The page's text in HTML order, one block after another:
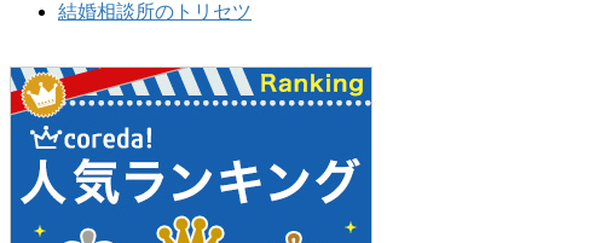
結婚相談所のトリセツ